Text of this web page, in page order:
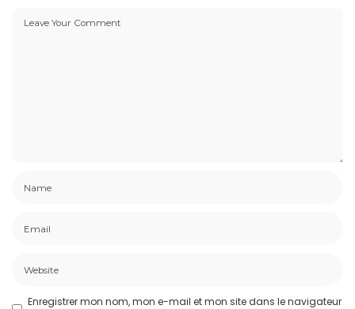
Enregistrer mon nom, mon e-mail et mon site dans le navigateur